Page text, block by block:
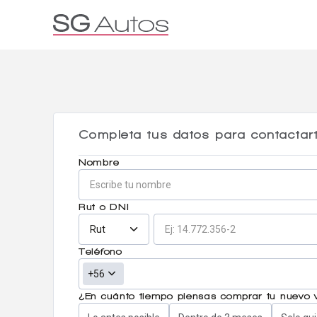
Completa tus datos para
Nombre
Rut o DNI
Rut
Teléfono
+56
¿En cuánto tiempo piensas comprar tu nuevo